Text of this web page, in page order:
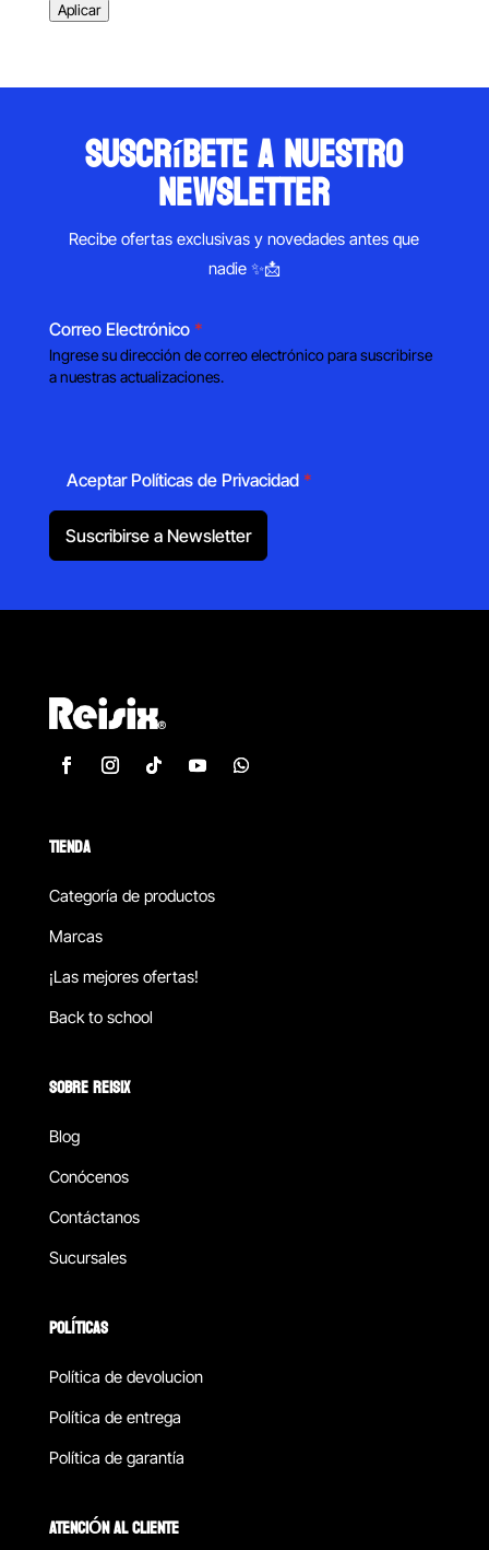
Aplicar
suscríbete a nuestro
newsletter
Recibe ofertas exclusivas y novedades antes que
nadie ✨📩
Correo Electrónico *
Ingrese su dirección de correo electrónico para suscribirse
a nuestras actualizaciones.
Aceptar Políticas de Privacidad *
Suscribirse a Newsletter
TIENDA
Categoría de productos
Marcas
¡Las mejores ofertas!
Back to school
SOBRE REISIX
Blog
Conócenos
Contáctanos
Sucursales
POLÍTICAS
Política de devolucion
Política de entrega
Política de garantía
ATENCIÓN AL CLIENTE